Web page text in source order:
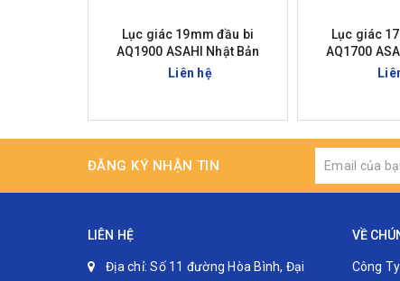
Lục giác 19mm đầu bi
AQ1900 ASAHI Nhật Bản
Liên hệ
Lục giác
AQ1700
ĐĂNG KÝ NHẬN TIN
LIÊN HỆ
Địa chỉ: Số 11 đường Hòa Bình, Đại
VỀ
Công